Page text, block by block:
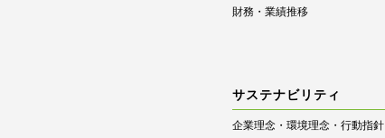
財務・業績推移
サステナビリティ
企業理念・環境理念・行動指針